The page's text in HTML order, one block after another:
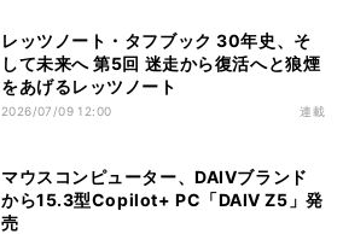
レッツノート・タフブック 30年史、そ
して未来へ 第5回 迷走から復活へと狼煙
をあげるレッツノート
2026/07/09 12:00 連載
マウスコンピューター、DAIVブランド
から15.3型Copilot+ PC「DAIV Z5」発
売